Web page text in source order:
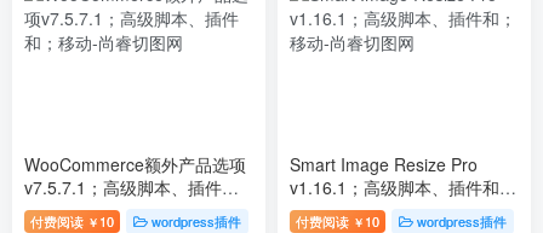
WooCommerce额外产品选项
v7.5.7.1；高级脚本、插件
和；移动
付费阅读 ￥ 10 wordpress插件
Smart Image Resize Pro
v1.16.1；高级脚本、插件和；
移动
付费阅读 ￥ 10 wordpress插件